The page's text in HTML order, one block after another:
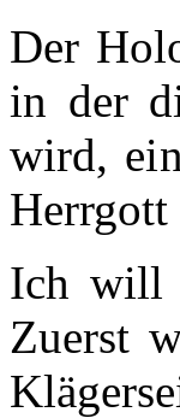
Der
in der
wird,
Herrgott
Ich will
Zuerst